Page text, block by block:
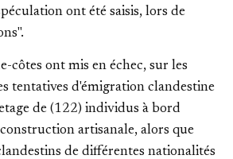
ont été saisis, lors de
côtes ont mis en échec, sur les
tentatives d'émigration clandestine
de (122) individus à bord
artisanale, alors que
de différentes nationalités